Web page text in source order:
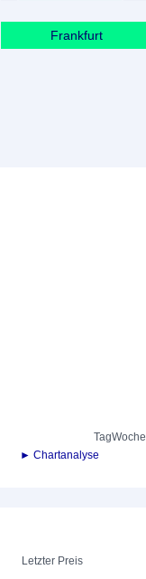
Frankfurt
TagWoche
► Chartanalyse
Letzter Preis